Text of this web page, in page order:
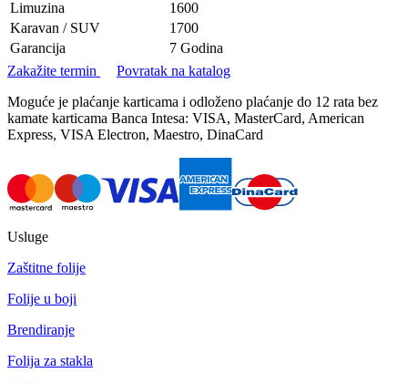
Limuzina
1600
Karavan / SUV
1700
Garancija
7 Godina
Zakažite termin
Povratak na katalog
Moguće je plaćanje karticama i odloženo plaćanje do 12 rata bez
kamate karticama Banca Intesa: VISA, MasterCard, American
Express, VISA Electron, Maestro, DinaCard
Usluge
Zaštitne folije
Folije u boji
Brendiranje
Folija za stakla